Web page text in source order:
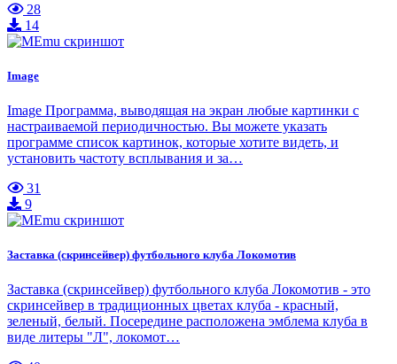
28
14
Image
Image Программа, выводящая на экран любые картинки с
настраиваемой периодичностью. Вы можете указать
программе список картинок, которые хотите видеть, и
установить частоту всплывания и за…
31
9
Заставка (скринсейвер) футбольного клуба Локомотив
Заставка (скринсейвер) футбольного клуба Локомотив - это
скринсейвер в традиционных цветах клуба - красный,
зеленый, белый. Посередине расположена эмблема клуба в
виде литеры "Л", локомот…